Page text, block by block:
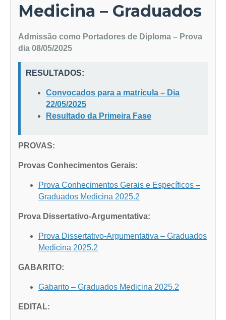
Medicina – Graduados
Admissão como Portadores de Diploma – Prova
dia 08/05/2025
RESULTADOS:
Convocados para a matrícula – Dia
22/05/2025
Resultado da Primeira Fase
PROVAS:
Provas Conhecimentos Gerais:
Prova Conhecimentos Gerais e Específicos –
Graduados Medicina 2025.2
Prova Dissertativo-Argumentativa:
Prova Dissertativo-Argumentativa – Graduados
Medicina 2025.2
GABARITO:
Gabarito – Graduados Medicina 2025.2
EDITAL: